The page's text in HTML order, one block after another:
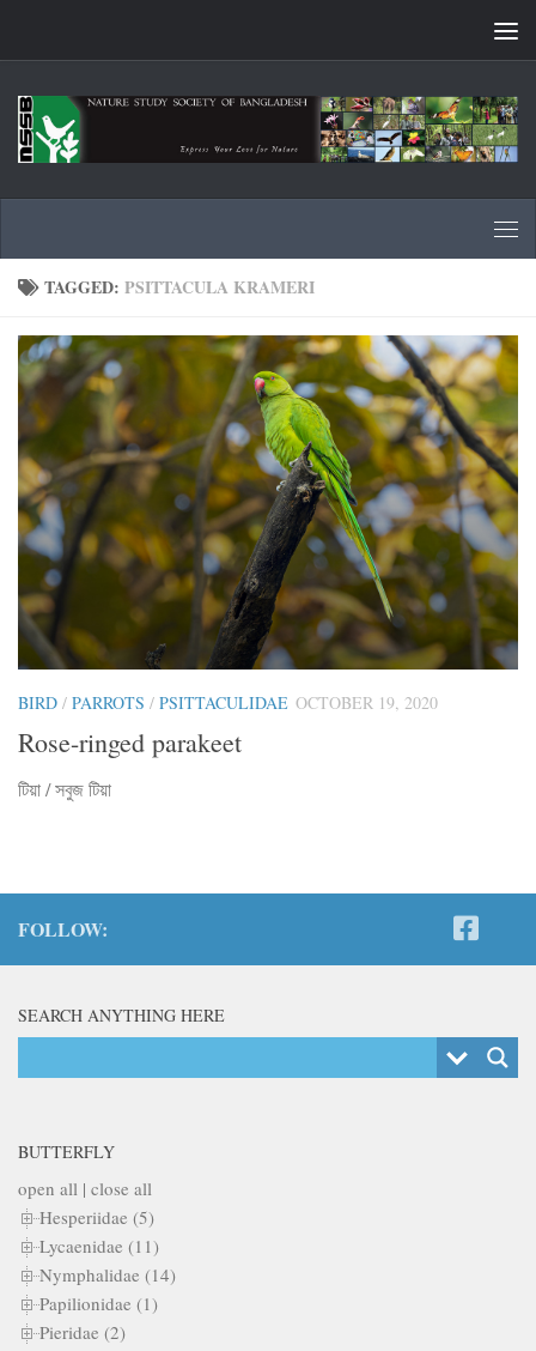
TAGGED: PSITTACULA KRAMERI
BIRD / PARROTS / PSITTACULIDAE OCTOBER 19, 2020
Rose-ringed parakeet
টিয়া / সবুজ টিয়া
FOLLOW:
SEARCH ANYTHING HERE
BUTTERFLY
open all | close all
Hesperiidae (5)
Lycaenidae (11)
Nymphalidae (14)
Papilionidae (1)
Pieridae (2)